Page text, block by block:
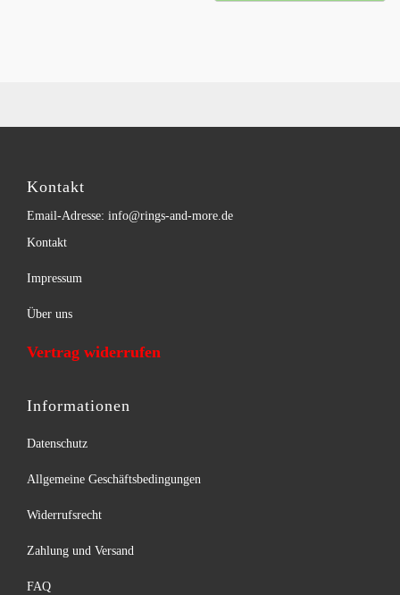
Kontakt
Email-Adresse: info@rings-and-more.de
Kontakt
Impressum
Über uns
Vertrag widerrufen
Informationen
Datenschutz
Allgemeine Geschäftsbedingungen
Widerrufsrecht
Zahlung und Versand
FAQ